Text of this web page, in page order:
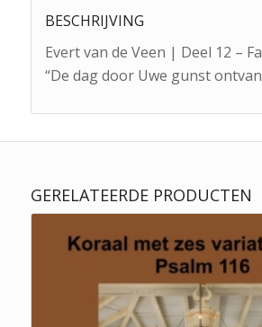
BESCHRIJVING
Evert van de Veen | Deel 12 –
“De dag door Uwe gunst
GERELATEERDE PRODUCTEN